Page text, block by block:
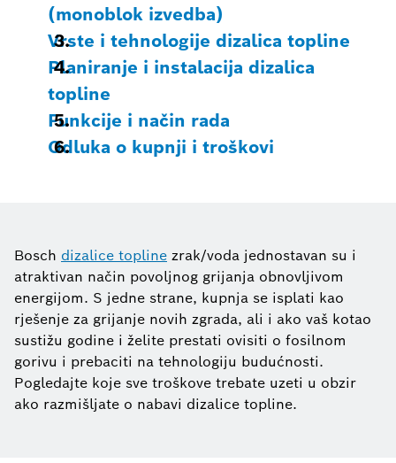
(monoblok izvedba)
Vrste i tehnologije dizalica topline
Planiranje i instalacija dizalica
topline
Funkcije i način rada
Odluka o kupnji i troškovi
Bosch dizalice topline zrak/voda jednostavan su i
atraktivan način povoljnog grijanja obnovljivom
energijom. S jedne strane, kupnja se isplati kao
rješenje za grijanje novih zgrada, ali i ako vaš kotao
sustižu godine i želite prestati ovisiti o fosilnom
gorivu i prebaciti na tehnologiju budućnosti.
Pogledajte koje sve troškove trebate uzeti u obzir
ako razmišljate o nabavi dizalice topline.